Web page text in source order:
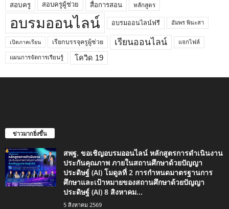
สอบครู สอบครูผู้ช่วย สื่อการสอน หลักสูตร
อบรมออนไลน์ อบรมออนไลน์ฟรี อัมพร พินะสา
เปิดภาคเรียน เรียกบรรจุครูผู้ช่วย เรียนออนไลน์ แจกไฟล์
แผนการจัดการเรียนรู้ โควิด 19
ข่าวมากยิ่งขึ้น
สพฐ. ขอเชิญอบรมออนไลน์ หลักสูตรการดำเนินงาน
ประกันคุณภาพ ภายในสถานศึกษาด้วยปัญญา
ประดิษฐ์ (AI) โมดูลที่ 2 การกำหนดมาตรฐานการ
ศึกษาและเป้าหมายของสถานศึกษาด้วยปัญญา
ประดิษฐ์ (AI) 8 สิงหาคม...
5 สิงหาคม 2569